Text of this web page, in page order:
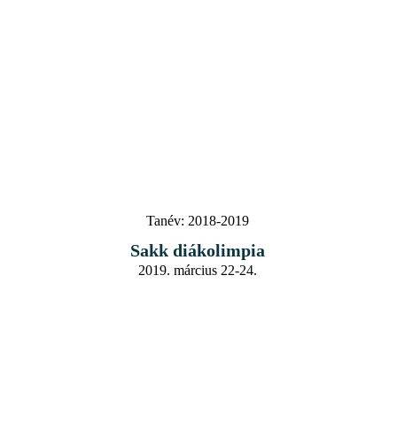
Tanév: 2018-2019
Sakk diákolimpia
2019. március 22-24.